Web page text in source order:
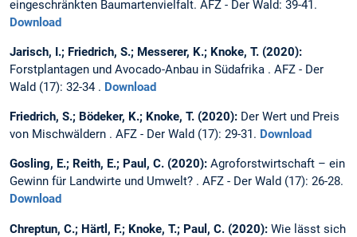
eingeschränkten Baumartenvielfalt. AFZ - Der Wald: 39-41.
Download
Jarisch, I.; Friedrich, S.; Messerer, K.; Knoke, T. (2020):
Forstplantagen und Avocado-Anbau in Südafrika . AFZ - Der
Wald (17): 32-34 . Download
Friedrich, S.; Bödeker, K.; Knoke, T. (2020): Der Wert und Preis
von Mischwäldern . AFZ - Der Wald (17): 29-31. Download
Gosling, E.; Reith, E.; Paul, C. (2020): Agroforstwirtschaft – ein
Gewinn für Landwirte und Umwelt? . AFZ - Der Wald (17): 26-28.
Download
Chreptun, C.; Härtl, F.; Knoke, T.; Paul, C. (2020): Wie lässt sich